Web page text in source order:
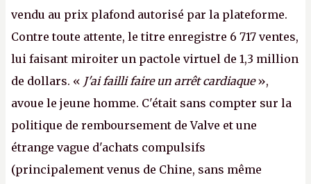
vendu au prix plafond autorisé par la plateforme.
Contre toute attente, le titre enregistre 6 717 ventes,
lui faisant miroiter un pactole virtuel de 1,3 million
de dollars. « J'ai failli faire un arrêt cardiaque»,
avoue le jeune homme. C'était sans compter sur la
politique de remboursement de Valve et une
étrange vague d'achats compulsifs
(principalement venus de Chine, sans même